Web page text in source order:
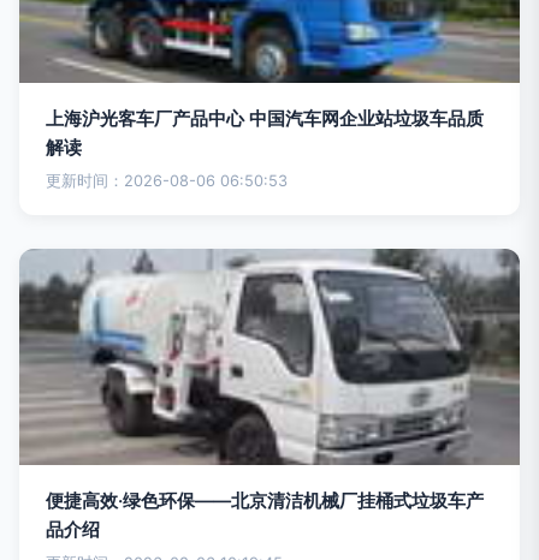
上海沪光客车厂产品中心 中国汽车网企业站垃圾车品质
解读
更新时间：2026-08-06 06:50:53
便捷高效·绿色环保——北京清洁机械厂挂桶式垃圾车产
品介绍